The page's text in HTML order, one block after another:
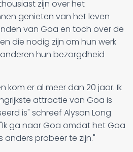
zijn over het
genieten van het leven
van Goa en toch over de
die nodig zijn om hun werk
hun bezorgdheid
kom er al meer dan 20 jaar. Ik
attractie van Goa is
is" schreef Alyson Long
"Ik ga naar Goa omdat het Goa
anders probeer te zijn."